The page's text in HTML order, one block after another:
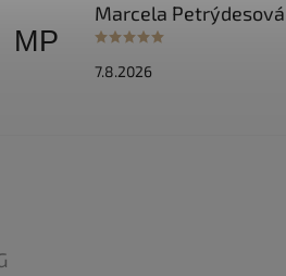
MP
Marcela Petrýdesová
7.8.2026